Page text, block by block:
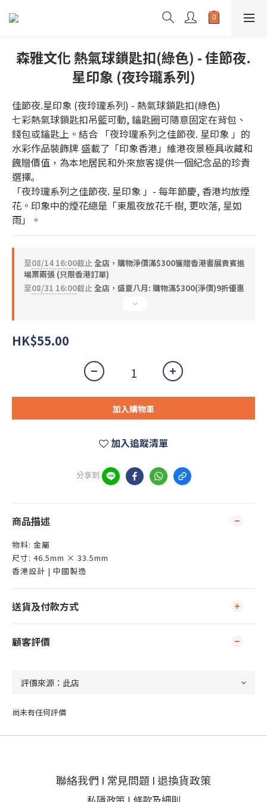
森雅文化 熱氣球鎖匙扣(綠色) - 佳節夜.
星印象 (夜玲瓏系列)
佳節夜.星印象 (夜玲瓏系列) - 熱氣球鎖匙扣(綠色)
七彩熱氣球鎖匙扣吊籃可動, 鑰匙圈可隨意固定在背包、
錢包或鑰匙上。結合 「夜玲瓏系列之佳節夜. 星印象 」的
水彩作品裝飾牌 盛載了「印象香港」維港夜景極具收藏和
餽贈價值，為本地居民和外來旅客提供一個紀念品的珍貴
選擇｡
「夜玲瓏系列之佳節夜. 星印象 」- 每年節慶, 香港均放煙
花。印象中的煙花總是「東風夜放花千樹, 更吹落, 星如
雨」。
至08/14 16:00截止全店，購物淨價滿$300獲贈香港書展貴賓進
場票兩張 (只限香港訂單)
至08/31 16:00截止全店，盛夏八月: 購物滿$300(淨價)9折優惠
HK$55.00
加入購物車
加入追蹤清單
分享到
商品描述
物料: 金屬
尺寸: 46.5mm × 33.5mm
香港設計 | 中國製造
送貨及付款方式
顧客評價
尚未有任何評價
聯絡我們 I 常見問題 I 退換貨政策